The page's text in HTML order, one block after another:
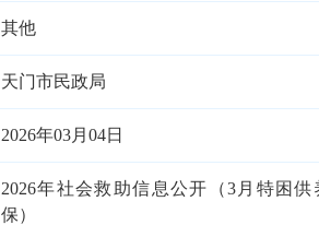
其他
天门市民政局
2026年03月04日
2026年社会救助信息公开（3月特困
保）